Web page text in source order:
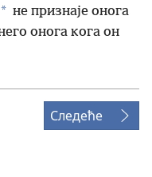
* не признаје онога
онога кога он
Следеће